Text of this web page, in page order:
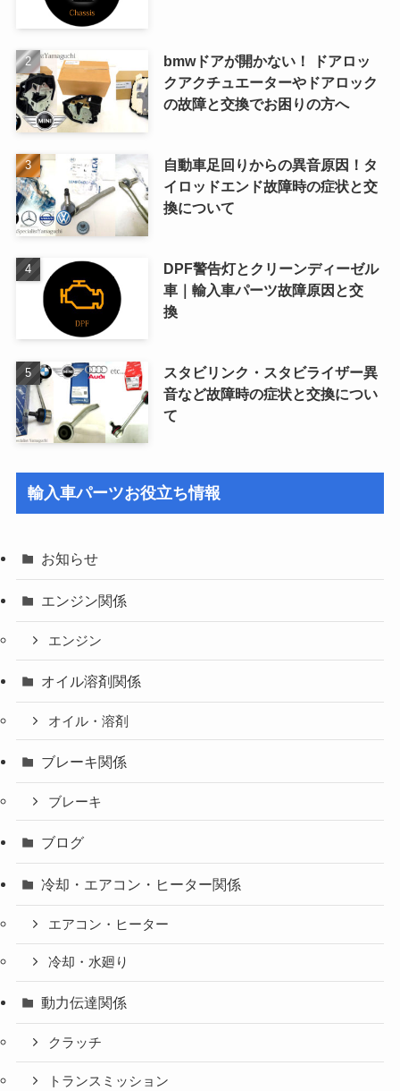
bmwドアが開かない！ ドアロッ
クアクチュエーターやドアロック
の故障と交換でお困りの方へ
自動車足回りからの異音原因！タ
イロッドエンド故障時の症状と交
換について
DPF警告灯とクリーンディーゼル
車｜輸入車パーツ故障原因と交
換
スタビリンク・スタビライザー異
音など故障時の症状と交換につい
て
輸入車パーツお役立ち情報
お知らせ
エンジン関係
エンジン
オイル溶剤関係
オイル・溶剤
ブレーキ関係
ブレーキ
ブログ
冷却・エアコン・ヒーター関係
エアコン・ヒーター
冷却・水廻り
動力伝達関係
クラッチ
トランスミッション